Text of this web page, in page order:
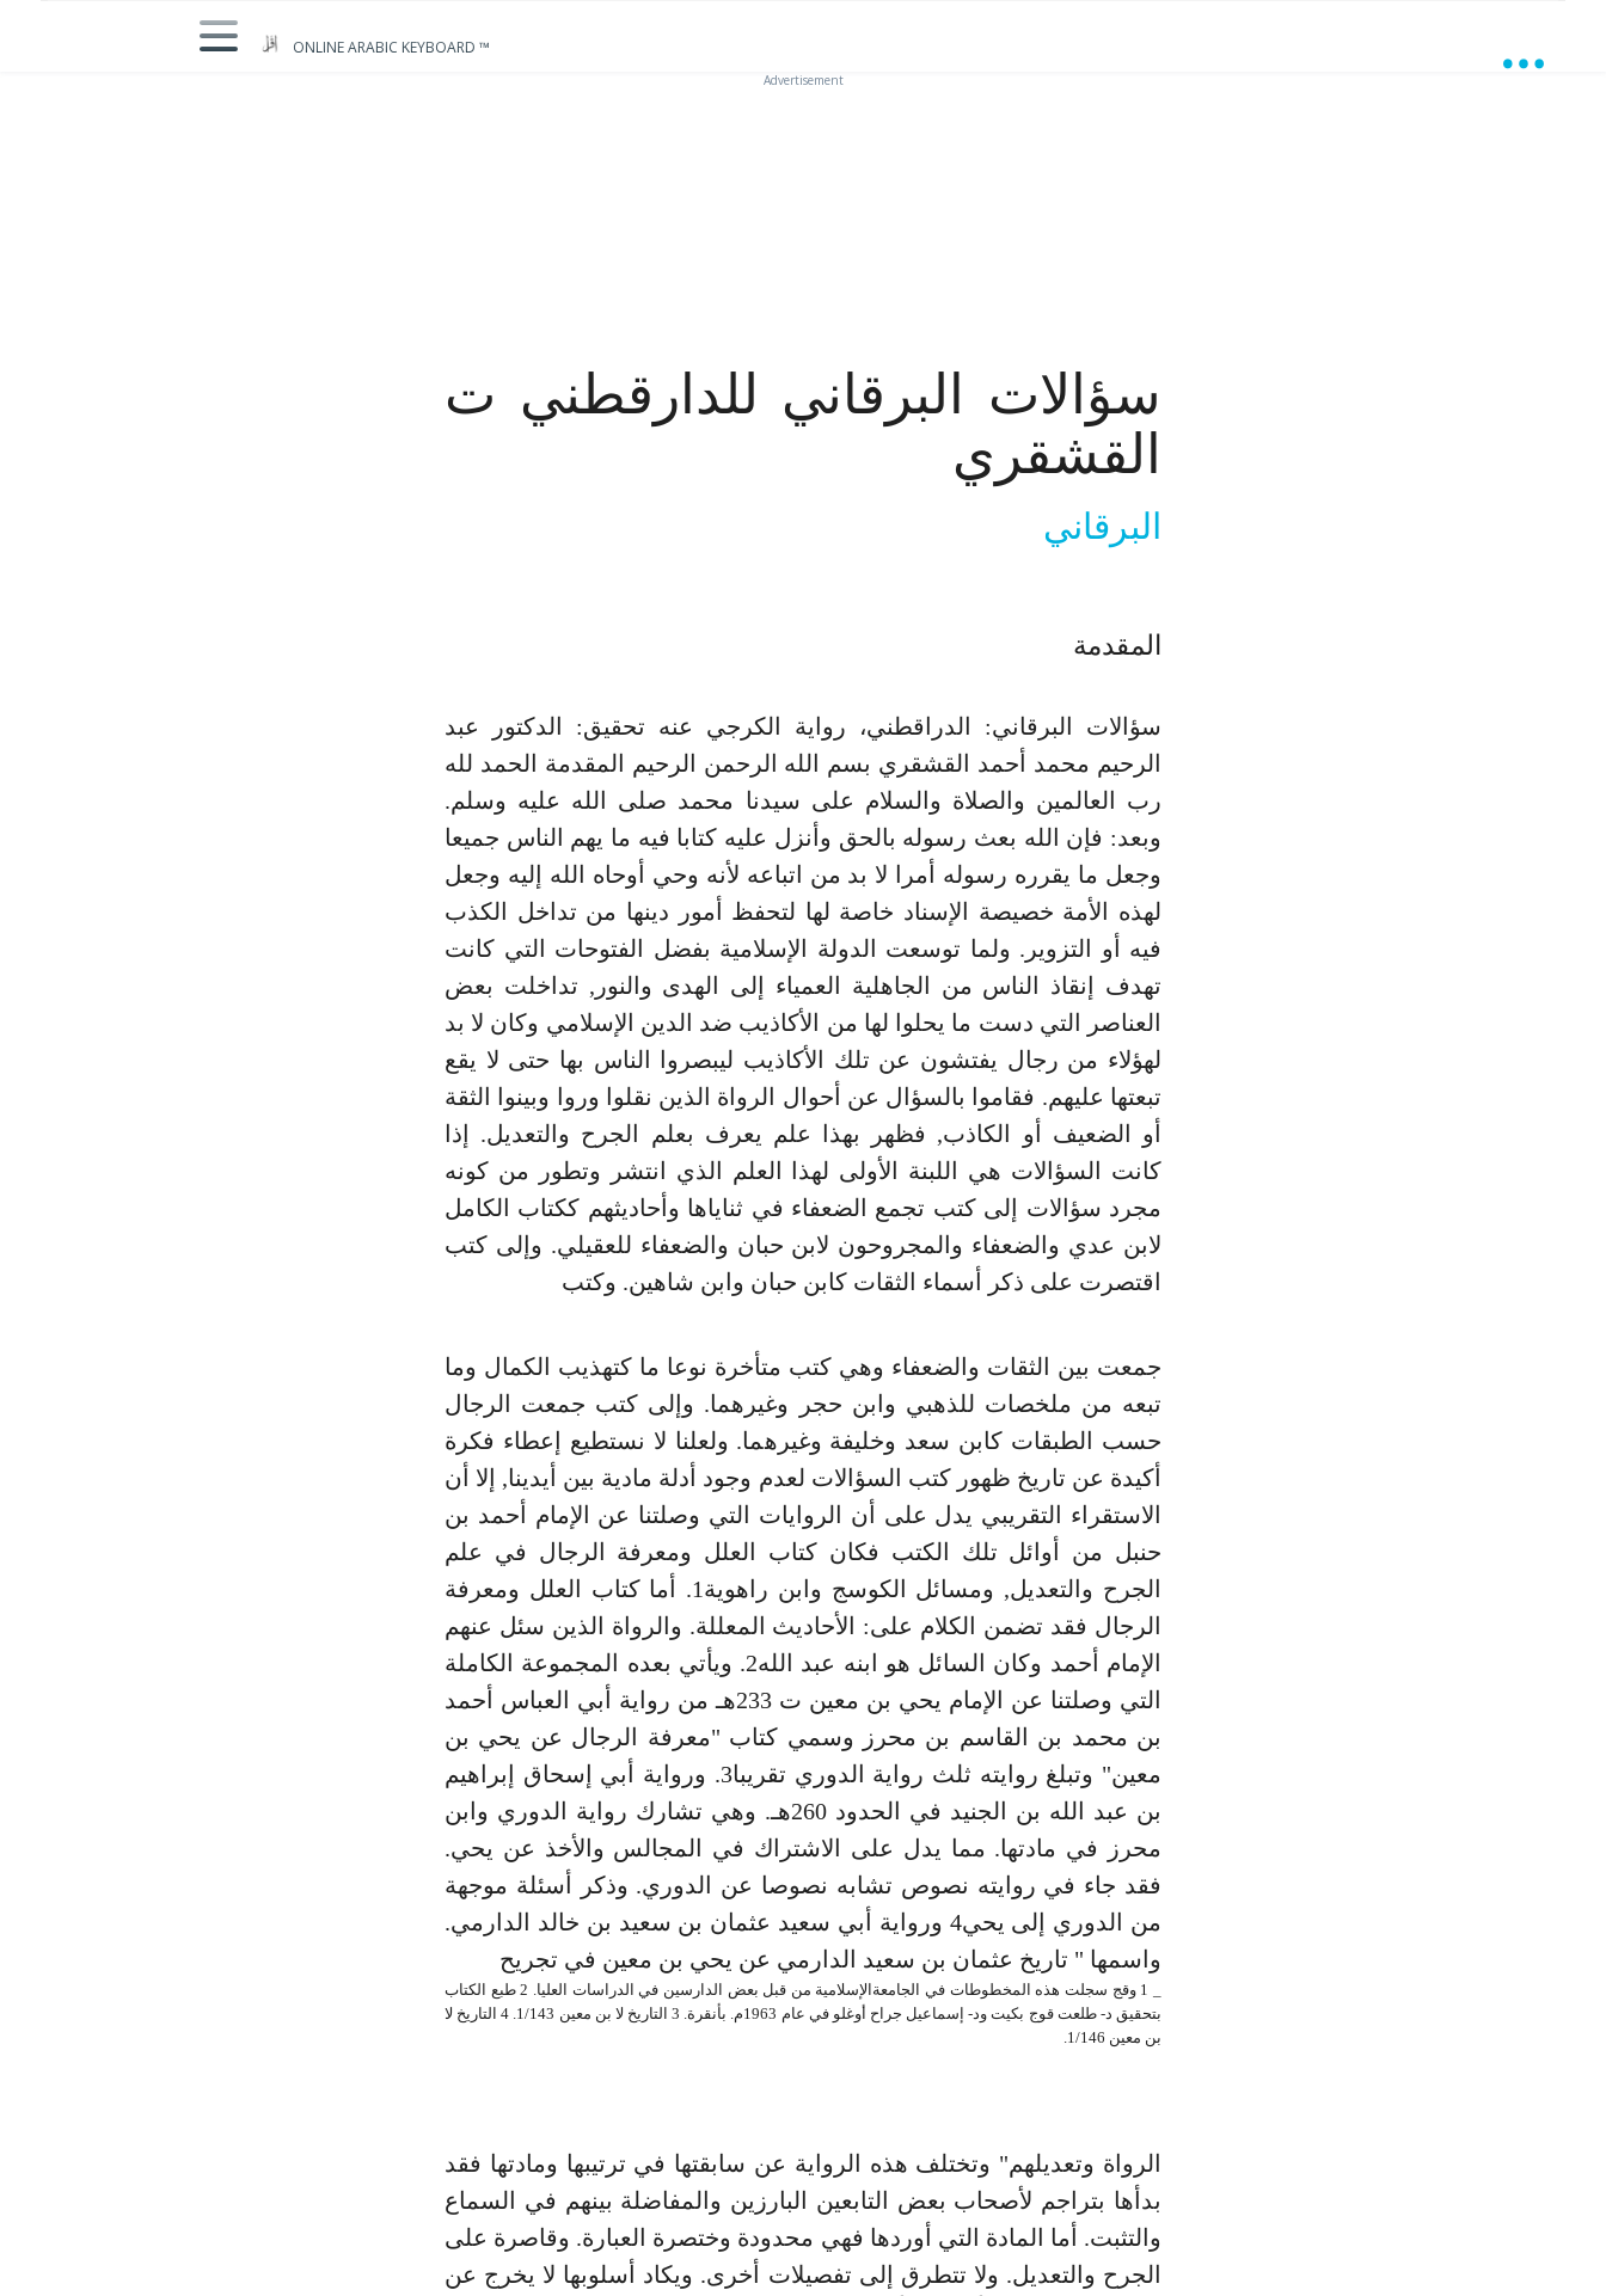
ONLINE ARABIC KEYBOARD ™
Advertisement
سؤالات البرقاني للدارقطني ت
القشقري
البرقاني
المقدمة
سؤالات البرقاني: الدراقطني، رواية الكرجي عنه تحقيق: الدكتور عبد
الرحيم محمد أحمد القشقري بسم الله الرحمن الرحيم المقدمة الحمد لله
رب العالمين والصلاة والسلام على سيدنا محمد صلى الله عليه وسلم.
وبعد: فإن الله بعث رسوله بالحق وأنزل عليه كتابا فيه ما يهم الناس جميعا
وجعل ما يقرره رسوله أمرا لا بد من اتباعه لأنه وحي أوحاه الله إليه وجعل
لهذه الأمة خصيصة الإسناد خاصة لها لتحفظ أمور دينها من تداخل الكذب
فيه أو التزوير. ولما توسعت الدولة الإسلامية بفضل الفتوحات التي كانت
تهدف إنقاذ الناس من الجاهلية العمياء إلى الهدى والنور, تداخلت بعض
العناصر التي دست ما يحلوا لها من الأكاذيب ضد الدين الإسلامي وكان لا بد
لهؤلاء من رجال يفتشون عن تلك الأكاذيب ليبصروا الناس بها حتى لا يقع
تبعتها عليهم. فقاموا بالسؤال عن أحوال الرواة الذين نقلوا وروا وبينوا الثقة
أو الضعيف أو الكاذب, فظهر بهذا علم يعرف بعلم الجرح والتعديل. إذا
كانت السؤالات هي اللبنة الأولى لهذا العلم الذي انتشر وتطور من كونه
مجرد سؤالات إلى كتب تجمع الضعفاء في ثناياها وأحاديثهم ككتاب الكامل
لابن عدي والضعفاء والمجروحون لابن حبان والضعفاء للعقيلي. وإلى كتب
اقتصرت على ذكر أسماء الثقات كابن حبان وابن شاهين. وكتب
جمعت بين الثقات والضعفاء وهي كتب متأخرة نوعا ما كتهذيب الكمال وما
تبعه من ملخصات للذهبي وابن حجر وغيرهما. وإلى كتب جمعت الرجال
حسب الطبقات كابن سعد وخليفة وغيرهما. ولعلنا لا نستطيع إعطاء فكرة
أكيدة عن تاريخ ظهور كتب السؤالات لعدم وجود أدلة مادية بين أيدينا, إلا أن
الاستقراء التقريبي يدل على أن الروايات التي وصلتنا عن الإمام أحمد بن
حنبل من أوائل تلك الكتب فكان كتاب العلل ومعرفة الرجال في علم
الجرح والتعديل, ومسائل الكوسج وابن راهوية1. أما كتاب العلل ومعرفة
الرجال فقد تضمن الكلام على: الأحاديث المعللة. والرواة الذين سئل عنهم
الإمام أحمد وكان السائل هو ابنه عبد الله2. ويأتي بعده المجموعة الكاملة
التي وصلتنا عن الإمام يحي بن معين ت 233هـ من رواية أبي العباس أحمد
بن محمد بن القاسم بن محرز وسمي كتاب "معرفة الرجال عن يحي بن
معين" وتبلغ روايته ثلث رواية الدوري تقريبا3. ورواية أبي إسحاق إبراهيم
بن عبد الله بن الجنيد في الحدود 260هـ. وهي تشارك رواية الدوري وابن
محرز في مادتها. مما يدل على الاشتراك في المجالس والأخذ عن يحي.
فقد جاء في روايته نصوص تشابه نصوصا عن الدوري. وذكر أسئلة موجهة
من الدوري إلى يحي4 ورواية أبي سعيد عثمان بن سعيد بن خالد الدارمي.
واسمها " تاريخ عثمان بن سعيد الدارمي عن يحي بن معين في تجريح
_ 1 وقج سجلت هذه المخطوطات في الجامعةالإسلامية من قبل بعض الدارسين في الدراسات العليا. 2 طبع الكتاب
بتحقيق د- طلعت قوج بكيت ود- إسماعيل جراح أوغلو في عام 1963م. بأنقرة. 3 التاريخ لا بن معين 1/143. 4 التاريخ لا
بن معين 1/146.
الرواة وتعديلهم" وتختلف هذه الرواية عن سابقتها في ترتيبها ومادتها فقد
بدأها بتراجم لأصحاب بعض التابعين البارزين والمفاضلة بينهم في السماع
والتثبت. أما المادة التي أوردها فهي محدودة وختصرة العبارة. وقاصرة على
الجرح والتعديل. ولا تتطرق إلى تفصيلات أخرى. ويكاد أسلوبها لا يخرج عن